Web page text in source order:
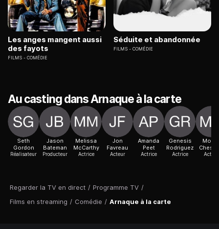
Regarder la TV en direct / Programme TV /
Films en streaming / Comédie / Arnaque à la carte
Les anges mangent aussi
des fayots
FILMS COMÉDIE
Séduite et abandonnée
FILMS COMÉDIE
Au casting dans Arnaque à la carte
Seth
Gordon
Réalisateur
Jason
Bateman
Producteur
Melissa
McCarthy
Actrice
Jon
Favreau
Acteur
Amanda
Peet
Actrice
Genesis
Rodriguez
Actrice Acteur